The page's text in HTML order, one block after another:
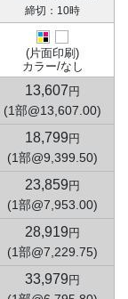
締切：10時
(片面印刷)
カラー/なし
13,607 円
(1部@13,607.00)
18,799 円
(1部@9,399.50)
23,859 円
(1部@7,953.00)
28,919 円
(1部@7,229.75)
33,979 円